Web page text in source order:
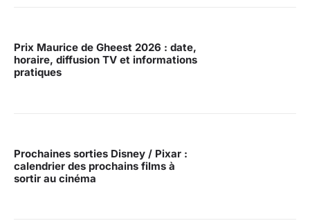
Prix Maurice de Gheest 2026 : date,
horaire, diffusion TV et informations
pratiques
Prochaines sorties Disney / Pixar :
calendrier des prochains films à
sortir au cinéma